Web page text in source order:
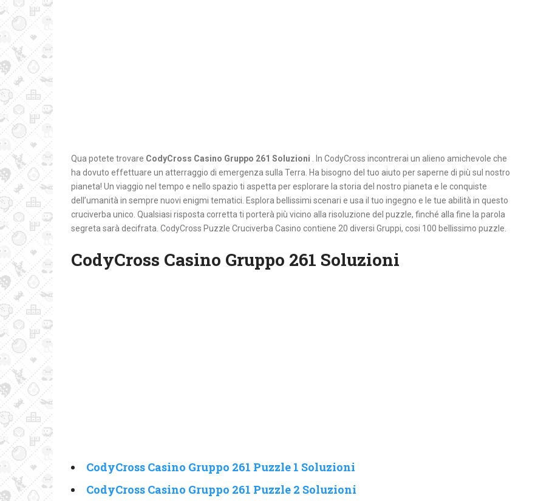
Qua potete trovare CodyCross Casino Gruppo 261 Soluzioni
. In CodyCross incontrerai un alieno amichevole che
ha dovuto effettuare un atterraggio di emergenza sulla Terra. Ha bisogno del tuo aiuto per saperne di più sul nostro
pianeta! Un viaggio nel tempo e nello spazio ti aspetta per esplorare la storia del nostro pianeta e le conquiste
dell’umanità in sempre nuovi enigmi tematici. Esplora bellissimi scenari e usa il tuo ingegno e le tue abilità in questo
cruciverba unico. Qualsiasi risposta corretta ti porterà più vicino alla risoluzione del puzzle, finché alla fine la parola
segreta sarà decifrata. CodyCross Puzzle Cruciverba Casino contiene 20 diversi Gruppi, cosi 100 bellissimo puzzle.
CodyCross Casino Gruppo 261 Soluzioni
CodyCross Casino Gruppo 261 Puzzle 1 Soluzioni
CodyCross Casino Gruppo 261 Puzzle 2 Soluzioni